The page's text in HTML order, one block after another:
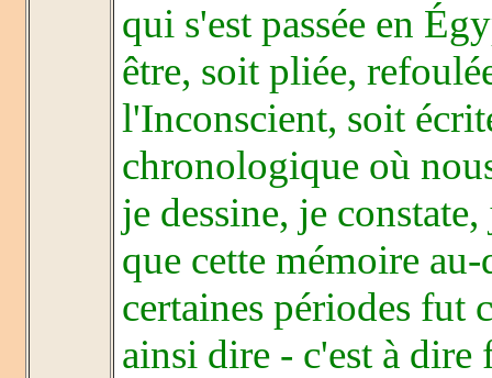
qui s'est passée en
être, soit pliée,
l'Inconscient, soit
chronologique où
je dessine, je
que cette mémoire
certaines périodes fut
ainsi dire - c'est à